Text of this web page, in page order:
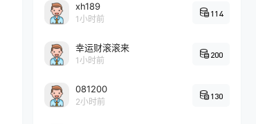
xh189
1小时前
114
幸运财滚滚来
1小时前
200
081200
2小时前
130